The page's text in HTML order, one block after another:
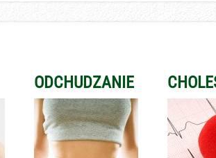
ODCHUDZANIE